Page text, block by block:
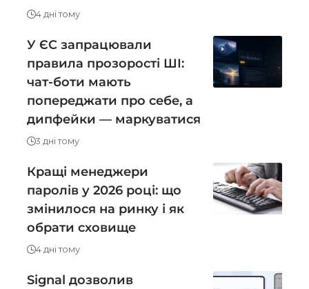
4 дні тому
У ЄС запрацювали
правила прозорості ШІ:
чат-боти мають
попереджати про себе, а
дипфейки — маркуватися
3 дні тому
Кращі менеджери
паролів у 2026 році: що
змінилося на ринку і як
обрати сховище
4 дні тому
Signal дозволив